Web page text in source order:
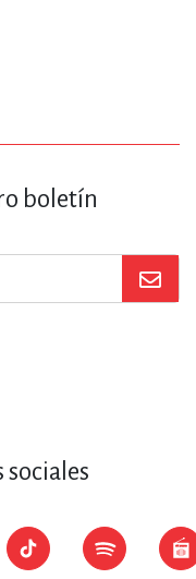
boletín
sociales